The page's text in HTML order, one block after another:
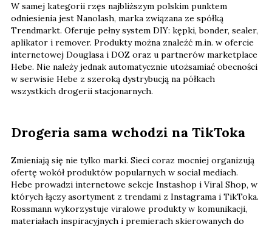
W samej kategorii rzęs najbliższym polskim punktem
odniesienia jest Nanolash, marka związana ze spółką
Trendmarkt. Oferuje pełny system DIY: kępki, bonder, sealer,
aplikator i remover. Produkty można znaleźć m.in. w ofercie
internetowej Douglasa i DOZ oraz u partnerów marketplace
Hebe. Nie należy jednak automatycznie utożsamiać obecności
w serwisie Hebe z szeroką dystrybucją na półkach
wszystkich drogerii stacjonarnych.
Drogeria sama wchodzi na TikToka
Zmieniają się nie tylko marki. Sieci coraz mocniej organizują
ofertę wokół produktów popularnych w social mediach.
Hebe prowadzi internetowe sekcje Instashop i Viral Shop, w
których łączy asortyment z trendami z Instagrama i TikToka.
Rossmann wykorzystuje viralowe produkty w komunikacji,
materiałach inspiracyjnych i premierach skierowanych do